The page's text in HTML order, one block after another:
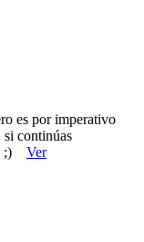
es por imperativo
si continúas
;) Ver